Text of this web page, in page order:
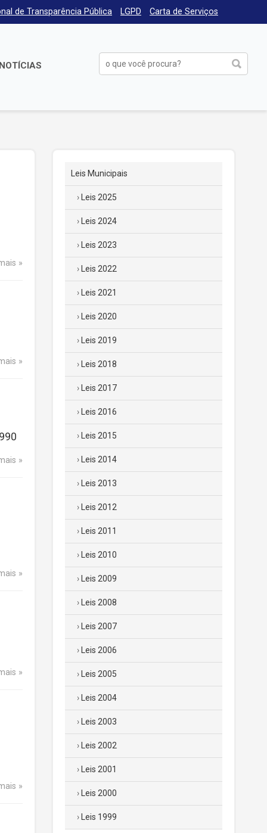
de Transparência Pública LGPD Carta de Serviços
NOTÍCIAS
Leis Municipais
Leis 2025
Leis 2024
Leis 2023
Leis 2022
Leis 2021
Leis 2020
Leis 2019
Leis 2018
Leis 2017
Leis 2016
Leis 2015
Leis 2014
Leis 2013
Leis 2012
Leis 2011
Leis 2010
Leis 2009
Leis 2008
Leis 2007
Leis 2006
Leis 2005
Leis 2004
Leis 2003
Leis 2002
Leis 2001
Leis 2000
Leis 1999